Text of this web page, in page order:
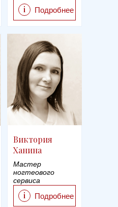
Подробнее
i
Подробнее
i
Виктория
Ханина
Мастер
ногтеового
сервиса